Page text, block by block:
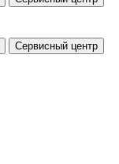
Сервисный центр